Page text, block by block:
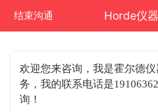
结束沟通 Horde仪
欢迎您来咨询 ，我是霍尔德
务，我的联系电话是
询！